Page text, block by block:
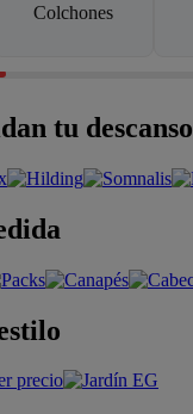
Colchones
tu descanso